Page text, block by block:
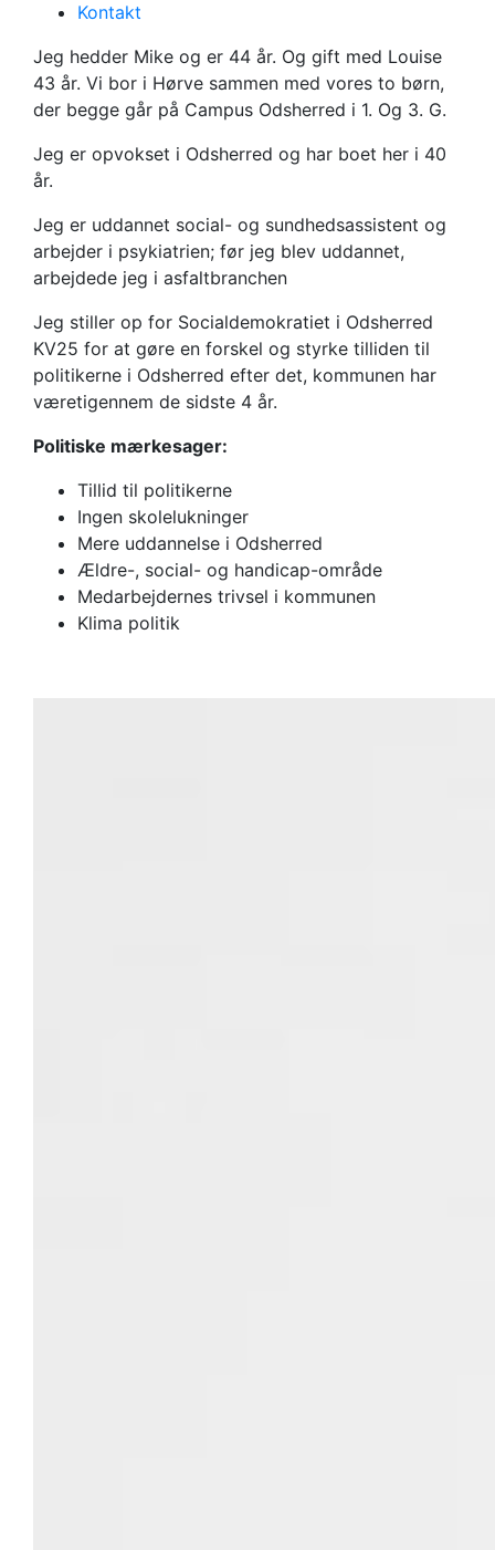
Kontakt
Kommunevalg 2025
Mike Ipsen
Jeg hedder Mike og er 44 år. Og gift med Louise
43 år. Vi bor i Hørve sammen med vores to børn,
der begge går på Campus Odsherred i 1. Og 3. G.
Jeg er opvokset i Odsherred og har boet her i 40
år.
Jeg er uddannet social- og sundhedsassistent og
arbejder i psykiatrien; før jeg blev uddannet,
arbejdede jeg i asfaltbranchen
Jeg stiller op for Socialdemokratiet i Odsherred
KV25 for at gøre en forskel og styrke tilliden til
politikerne i Odsherred efter det, kommunen har
væretigennem de sidste 4 år.
Politiske mærkesager:
Tillid til politikerne
Ingen skolelukninger
Mere uddannelse i Odsherred
Ældre-, social- og handicap-område
Medarbejdernes trivsel i kommunen
Klima politik